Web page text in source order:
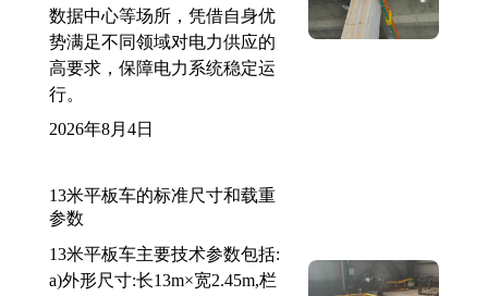
数据中心等场所，凭借自身优
势满足不同领域对电力供应的
高要求，保障电力系统稳定运
行。
2026年8月4日
13米平板车的标准尺寸和载重
参数
13米平板车主要技术参数包括:
a)外形尺寸:长13m×宽2.45m,栏